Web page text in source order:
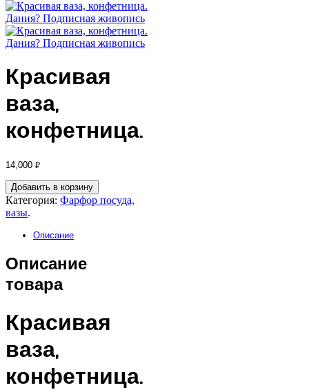
Красивая
ваза,
конфетница.
14,000 Р
Добавить в корзину
Категория: Фарфор посуда,
вазы.
Описание
Описание
товара
Красивая
ваза,
конфетница.